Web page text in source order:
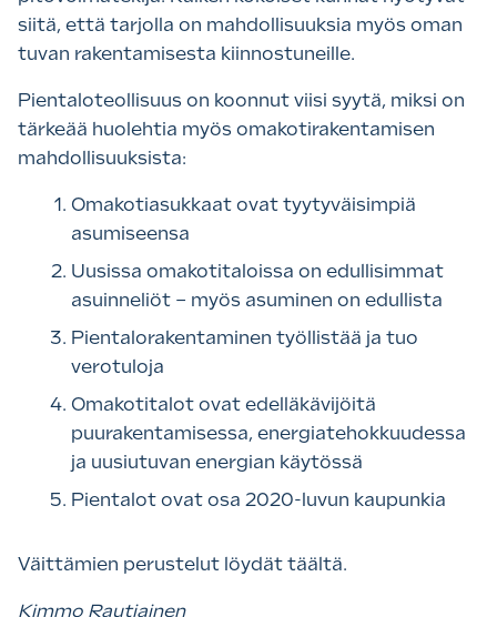
siitä, että tarjolla on mahdollisuuksia myös oman
tuvan rakentamisesta kiinnostuneille.
Pientaloteollisuus on koonnut viisi syytä, miksi on
tärkeää huolehtia myös omakotirakentamisen
mahdollisuuksista:
Omakotiasukkaat ovat tyytyväisimpiä
asumiseensa
Uusissa omakotitaloissa on edullisimmat
asuinneliöt – myös asuminen on edullista
Pientalorakentaminen työllistää ja tuo
verotuloja
Omakotitalot ovat edelläkävijöitä
puurakentamisessa, energiatehokkuudessa
ja uusiutuvan energian käytössä
Pientalot ovat osa 2020-luvun kaupunkia
Väittämien perustelut löydät täältä.
Kimmo Rautiainen